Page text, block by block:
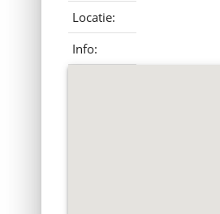
Locatie:
Info: